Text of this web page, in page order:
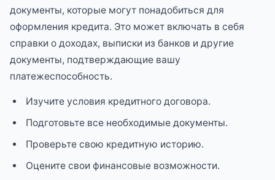
документы, которые могут понадобиться для
оформления кредита. Это может включать в себя
справки о доходах, выписки из банков и другие
документы, подтверждающие вашу
платежеспособность.
Изучите условия кредитного договора.
Подготовьте все необходимые документы.
Проверьте свою кредитную историю.
Оцените свои финансовые возможности.